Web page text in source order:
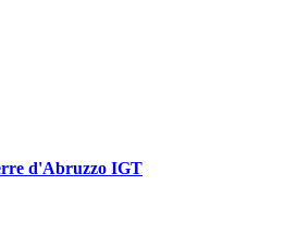
d'Abruzzo IGT